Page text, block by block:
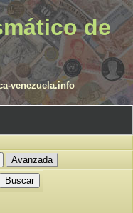
de
venezuela.info
Avanzada